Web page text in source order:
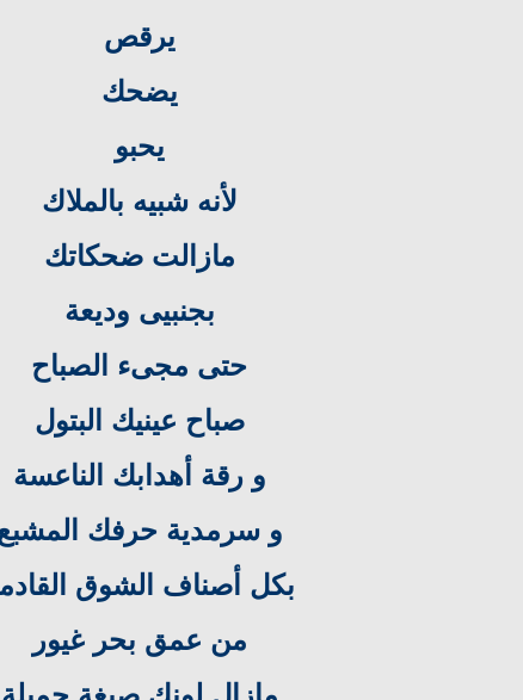
يرقص
يضحك
يحبو
لأنه شبيه بالملاك
مازالت ضحكاتك
بجنبيى وديعة
حتى مجىء الصباح
صباح عينيك البتول
و رقة أهدابك الناعسة
و سرمدية حرفك
بكل أصناف الشوق
من عمق بحر غيور